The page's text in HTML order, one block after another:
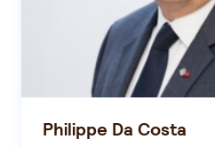
Philippe Da Costa